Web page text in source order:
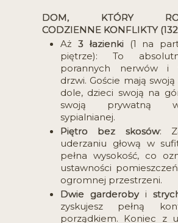
DOM, KTÓRY
CODZIENNE KONFLIKTY
Aż 3 łazienki (1 na
piętrze): To
porannych nerwów i
drzwi. Goście mają swoją
dole, dzieci swoją na
swoją prywatną
sypialnianej.
Piętro bez skosów:
uderzaniu głową w
pełna wysokość, co
ustawności
ogromnej przestrzeni.
Dwie garderoby i
zyskujesz pełną
porządkiem. Koniec z